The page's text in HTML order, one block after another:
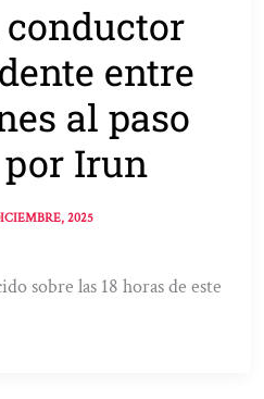
entre
al paso
Irun
2025
sobre las 18 horas de este